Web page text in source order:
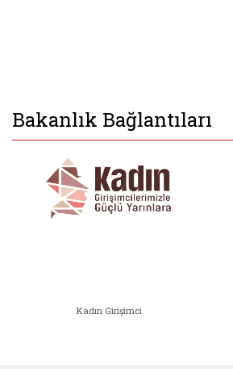
Bakanlık Bağlantıları
Kadın Girişimci